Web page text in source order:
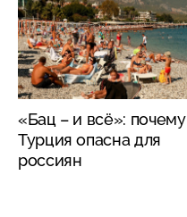
«Бац – и всё»: почему
Турция опасна для
россиян